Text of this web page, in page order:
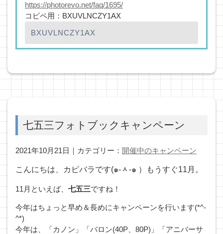
https://photorevo.net/faq/1695/
コピペ用：BXUVLNCZY1AX
七五三フォトブックキャンペーン
2021年10月21日｜カテゴリー： 開催中のキャンペーン
こんにちは、カピバラです(๑-ᆺ-๑ ）もうすぐ11月。
11月といえば、 七五三ですね！
今年はちょっと早め＆長めにキャンペーンを行います(*^-
^*)
今年は、「カノン」「バロン(40P、80P)」「アニバーサ